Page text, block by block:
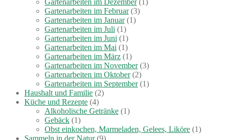
Gartenarbeiten im Dezember(1)
Gartenarbeiten im Februar(3)
Gartenarbeiten im Januar(1)
Gartenarbeiten im Juli (1)
Gartenarbeiten im Juni (1)
Gartenarbeiten im Mai (1)
Gartenarbeiten im März (1)
Gartenarbeiten im November(3)
Gartenarbeiten im Oktober(2)
Gartenarbeiten im September(1)
Haushalt und Familie (2)
Küche und Rezepte (4)
Alkoholische Getränke (1)
Gebäck (1)
Obst einkochen, Marmeladen, Gelees, Liköre (1)
Sammeln in der Natur(9)